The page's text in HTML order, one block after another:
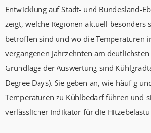
Entwicklung auf Stadt- und Bundesland-
zeigt, welche Regionen aktuell besonders
betroffen sind und wo die Temperaturen
vergangenen Jahrzehnten am
Grundlage der Auswertung sind
Degree Days). Sie geben an, wie häufig
Temperaturen zu Kühlbedarf führen und
verlässlicher Indikator für die